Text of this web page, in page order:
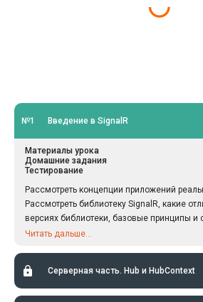
№1 Введение в SignalR
Материалы урока
Домашние задания
Тестирование
Рассмотреть концепции приложений
Рассмотреть библиотеку SignalR, какие
версиях библиотеки, базовые принципы и
демонстрационного приложения.
Читать дальше...
Серверная часть. Hub и HubContext